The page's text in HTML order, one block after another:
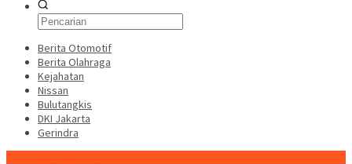
Berita Otomotif
Berita Olahraga
Kejahatan
Nissan
Bulutangkis
DKI Jakarta
Gerindra